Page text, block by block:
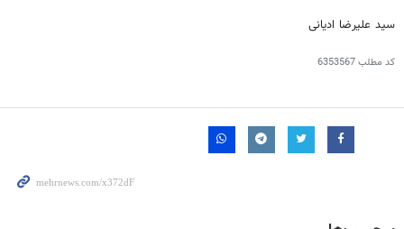
سید علیرضا ادیانی
کد مطلب6353567